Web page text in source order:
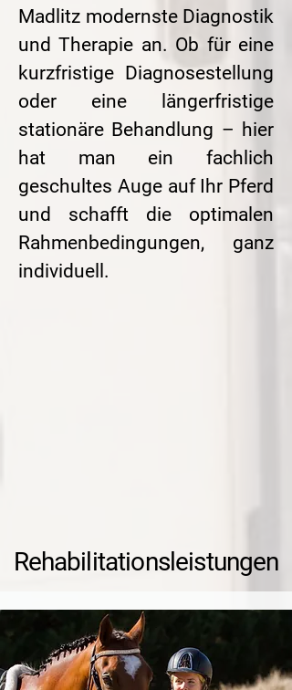
Madlitz modernste Diagnostik
und Therapie an. Ob für eine
kurzfristige Diagnosestellung
oder eine längerfristige
stationäre Behandlung – hier
hat man ein fachlich
geschultes Auge auf Ihr Pferd
und schafft die optimalen
Rahmenbedingungen, ganz
individuell.
Rehabilitationsleistungen